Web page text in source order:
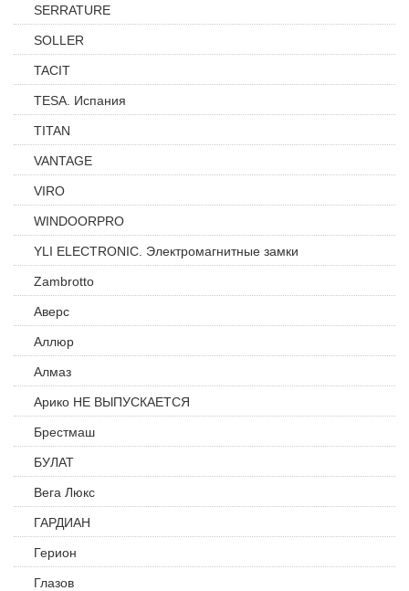
SERRATURE
SOLLER
TACIT
TESA. Испания
TITAN
VANTAGE
VIRO
WINDOORPRO
YLI ELECTRONIC. Электромагнитные замки
Zambrotto
Аверс
Аллюр
Алмаз
Арико НЕ ВЫПУСКАЕТСЯ
Брестмаш
БУЛАТ
Вега Люкс
ГАРДИАН
Герион
Глазов